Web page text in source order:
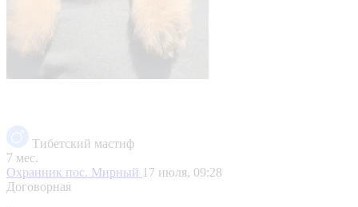
Тибетский мастиф
7 мес.
Охранник пос. Мирный 17 июля, 09:28
Договорная